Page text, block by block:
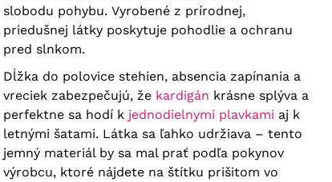
slobodu pohybu. Vyrobené z prírodnej,
priedušnej látky poskytuje pohodlie a ochranu
pred slnkom.
Dĺžka do polovice stehien, absencia zapínania a
vreciek zabezpečujú, že kardigán krásne splýva a
perfektne sa hodí k jednodielnymi plavkami aj k
letnými šatami. Látka sa ľahko udržiava – tento
jemný materiál by sa mal prať podľa pokynov
výrobcu, ktoré nájdete na štítku prišitom vo